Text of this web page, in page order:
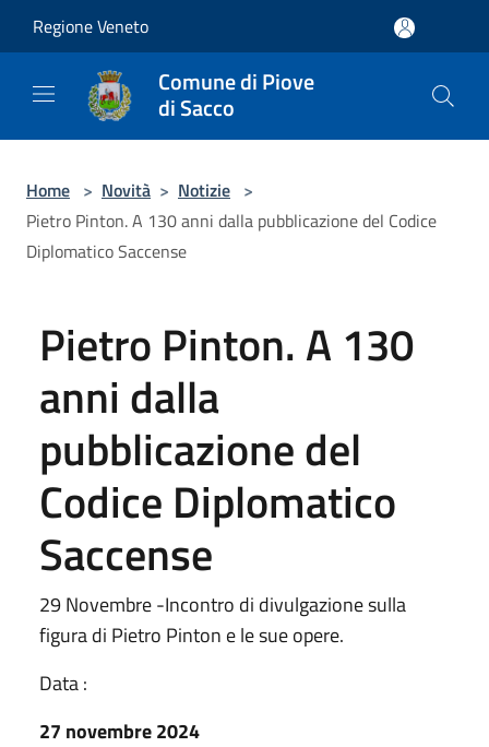
Regione Veneto
Comune di Piove
di Sacco
Home > Novità > Notizie >
Pietro Pinton. A 130 anni dalla pubblicazione del Codice
Diplomatico Saccense
Pietro Pinton. A 130
anni dalla
pubblicazione del
Codice Diplomatico
Saccense
29 Novembre -Incontro di divulgazione sulla
figura di Pietro Pinton e le sue opere.
Data :
27 novembre 2024